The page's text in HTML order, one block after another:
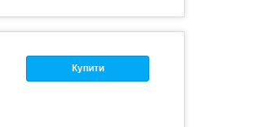
Купити